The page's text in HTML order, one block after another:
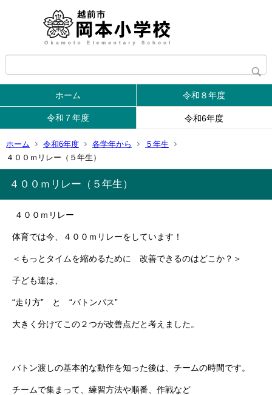
ホーム 令和８年度
令和７年度 令和6年度
ホーム 令和6年度 各学年から
５年生
４００ｍリレー（５年生）
４００ｍリレー（５年生）
４００ｍリレー
体育では今、４００ｍリレーをしています！
＜もっとタイムを縮めるために 改善できるのはどこか？＞
子ども達は、
“走り方” と “バトンパス”
大きく分けてこの２つが改善点だと考えました。
バトン渡しの基本的な動作を知った後は、チームの時間です。
チームで集まって、練習方法や順番、作戦など